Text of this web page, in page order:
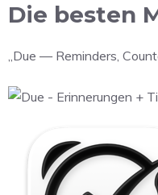
Die besten
„Due — Reminders,